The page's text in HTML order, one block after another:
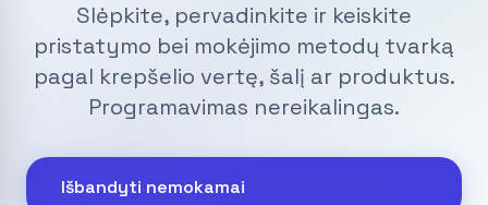
Slėpkite, pervadinkite ir keiskite
pristatymo bei mokėjimo metodų tvarką
pagal krepšelio vertę, šalį ar produktus.
Programavimas nereikalingas.
Išbandyti nemokamai